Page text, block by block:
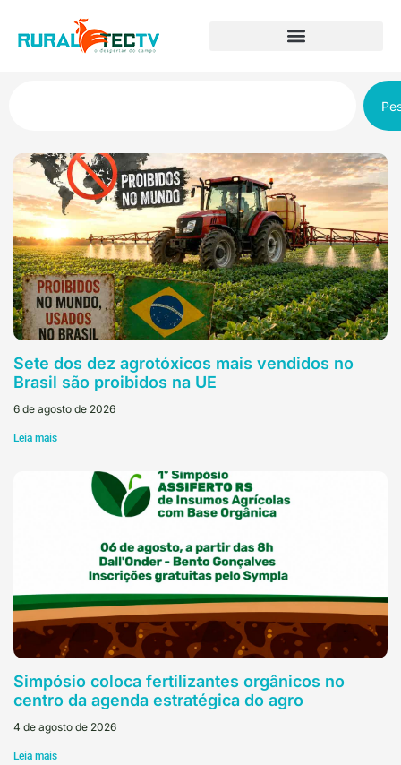
Sete dos dez agrotóxicos mais vendidos no
Brasil são proibidos na UE
6 de agosto de 2026
Leia mais
Simpósio coloca fertilizantes orgânicos no
centro da agenda estratégica do agro
4 de agosto de 2026
Leia mais